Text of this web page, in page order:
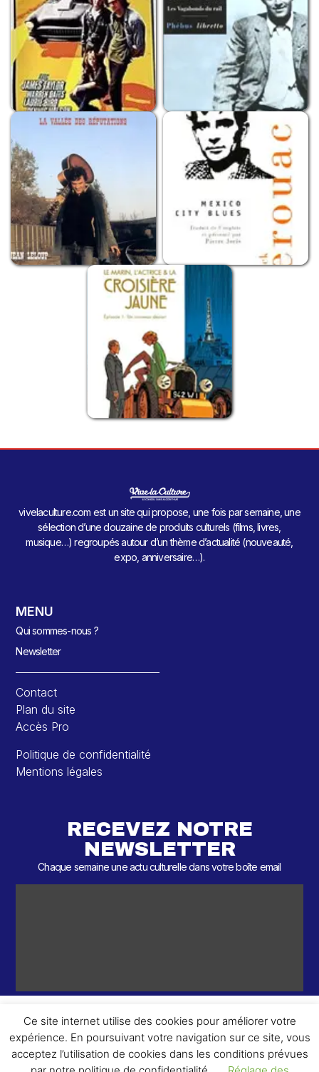
vivelaculture.com est un site qui propose, une fois par semaine, une
sélection d’une douzaine de produits culturels (films, livres,
musique…) regroupés autour d’un thème d’actualité (nouveauté,
expo, anniversaire…).
MENU
Qui sommes-nous ?
Newsletter
Contact
Plan du site
Accès Pro
Politique de confidentialité
Mentions légales
RECEVEZ NOTRE
NEWSLETTER
Chaque semaine une actu culturelle dans votre boîte email
© 2026 – 2 ème Round – Tous droits réservés.
Ce site internet utilise des cookies pour améliorer votre
expérience. En poursuivant votre navigation sur ce site, vous
acceptez l’utilisation de cookies dans les conditions prévues